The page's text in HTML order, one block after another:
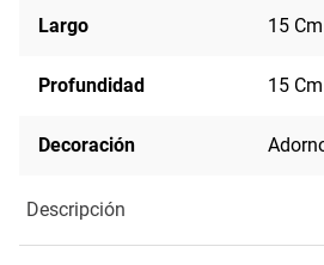
Largo 15 Cm
Profundidad 15 Cm
Decoración
Descripción